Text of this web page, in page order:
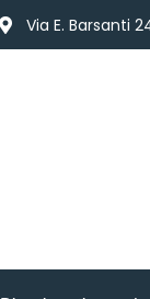
Via E. Barsanti